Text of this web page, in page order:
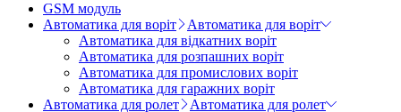
GSM модуль
Автоматика для воріт
Автоматика для воріт
Автоматика для відкатних воріт
Автоматика для розпашних воріт
Автоматика для промислових воріт
Автоматика для гаражних воріт
Автоматика для ролет
Автоматика для ролет